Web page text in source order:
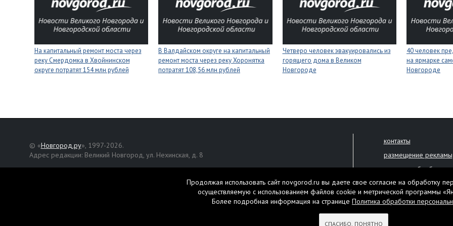
На капитальный ремонт моста через
реку Смердомка в Хвойнинском
округе потратят 154 млн рублей
В Валдайском округе на капитальный
ремонт моста через реку Хоронятка
потратят 108,56 млн рублей
Четверо человек эвакуировались из
горящего дома в Великом
Новгороде
40 человек
на ярмарке
Новгороде
© «Новгород.ру», 1997-2026.
Адрес редакции: Великий Новгород, ул. Нехинская, д. 8
, публикуются на правах рекламы.
контакты
размещение рекламы
политика обработки
Настоящий ресурс
Нашли ошибку?
Продолжая использовать сайт novgorod.ru вы даете свое согласие на обработку
осуществляемую с использованием файлов cookie и метрической программы
Более подробная информация на странице Политика обработки
СПАСИБО, ПОНЯТНО